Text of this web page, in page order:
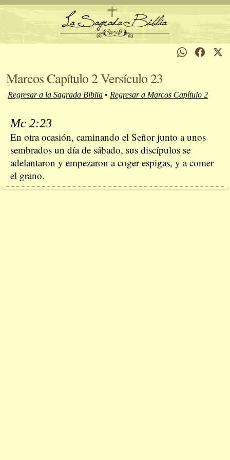
Marcos Capítulo 2 Versículo 23
Regresar a la Sagrada Biblia • Regresar a Marcos Capítulo 2
Mc 2:23
En otra ocasión, caminando el Señor junto a unos
sembrados un día de sábado, sus discípulos se
adelantaron y empezaron a coger espigas, y a comer
el grano.